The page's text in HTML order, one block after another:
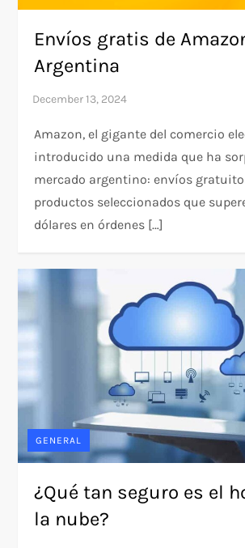
Envíos gratis de
Argentina
Amazon, el gigante del comercio
introducido una medida que ha
mercado argentino: envíos
productos seleccionados que
dólares en órdenes […]
GENERAL
¿Qué tan seguro es el
la nube?